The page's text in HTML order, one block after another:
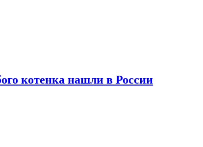
котенка нашли в России